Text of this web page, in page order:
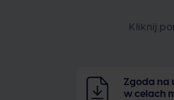
Kliknij
Zgoda na
w celach